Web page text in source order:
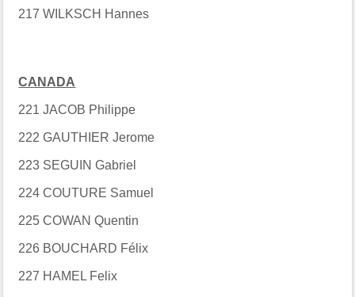
217 WILKSCH Hannes
CANADA
221 JACOB Philippe
222 GAUTHIER Jerome
223 SEGUIN Gabriel
224 COUTURE Samuel
225 COWAN Quentin
226 BOUCHARD Félix
227 HAMEL Felix